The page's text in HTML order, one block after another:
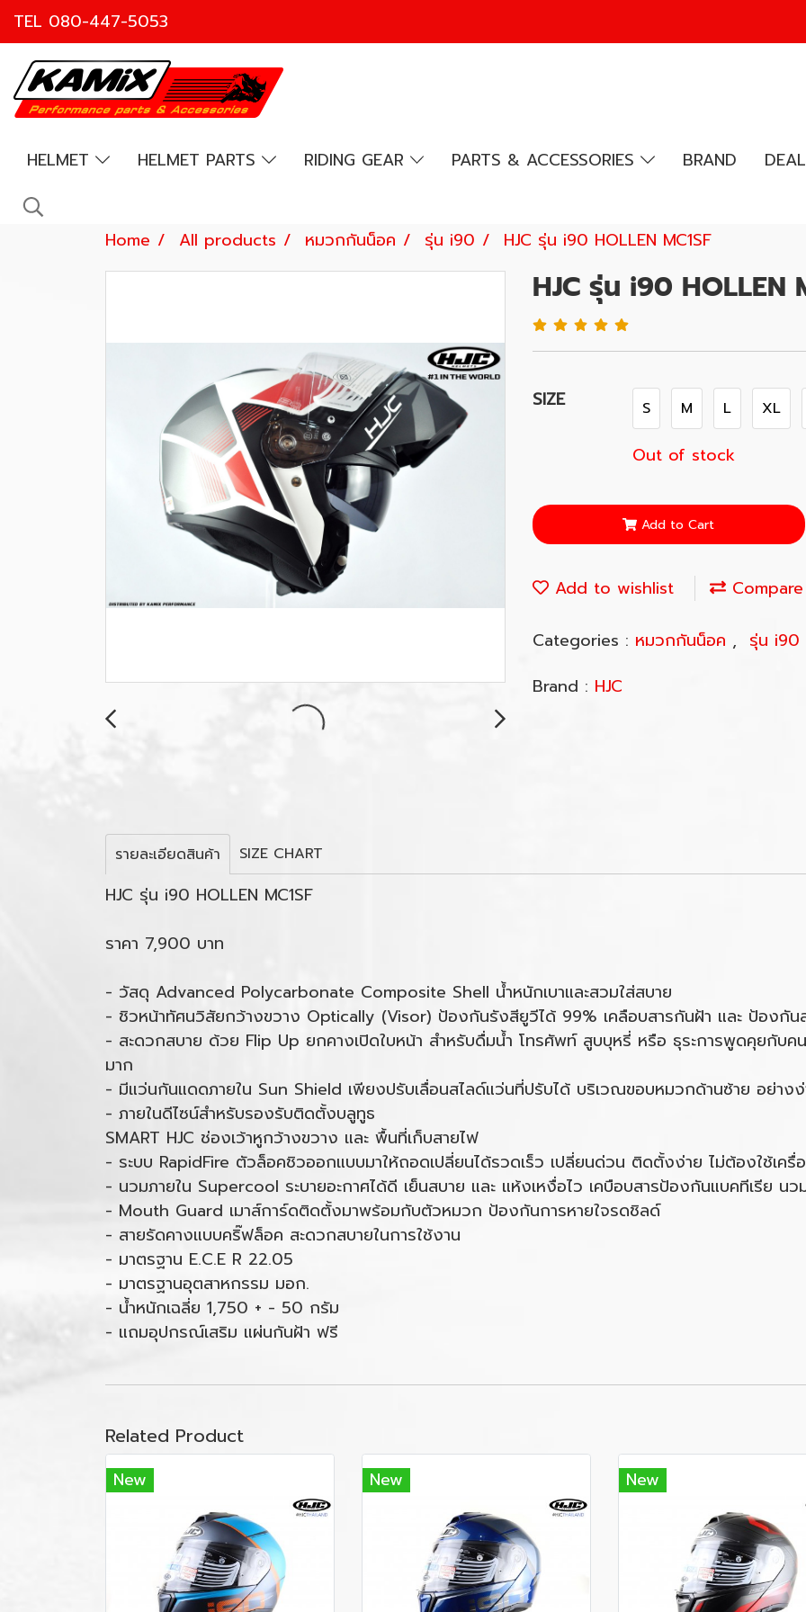
TEL 080-447-5053
HELMET HELMET PARTS RIDING GEAR PARTS & ACCESSORIES BRAND
Home All products หมวกกันน็อค รุ่น i90 HJC รุ่น i90 HOLLEN MC1SF
HJC รุ่น i90 HOLLEN
SIZE S M L XL
Out of stock
Add to Cart
Add to wishlist Compare
Categories : หมวกกันน็อค , รุ่น i90
Brand : HJC
รายละเอียดสินค้า SIZE CHART
HJC รุ่น i90 HOLLEN MC1SF
ราคา 7,900 บาท
- วัสดุ Advanced Polycarbonate Composite Shell น้ำหนักเบาและสวมใส่สบาย
- ชิวหน้าทัศนวิสัยกว้างขวาง Optically (Visor) ป้องกันรังสียูวีได้ 99% เคลือบสารกันฝ้า และ ป้องกั
- สะดวกสบาย ด้วย Flip Up ยกคางเปิดใบหน้า สำหรับดื่มน้ำ โทรศัพท์ สูบบุหรี่ หรือ ธุระการพูดคุยกับค
มาก
- มีแว่นกันแดดภายใน Sun Shield เพียงปรับเลื่อนสไลด์แว่นที่ปรับได้ บริเวณขอบหมวกด้านซ้าย อย่าง
- ภายในดีไซน์สำหรับรองรับติดตั้งบลูทูธ
SMART HJC ช่องเว้าหูกว้างขวาง และ พื้นที่เก็บสายไฟ
- ระบบ RapidFire ตัวล็อคชิวออกแบบมาให้ถอดเปลี่ยนได้รวดเร็ว เปลี่ยนด่วน ติดตั้งง่าย ไม่ต้องใช้เครื่
- นวมภายใน Supercool ระบายอะกาศได้ดี เย็นสบาย และ แห้งเหงื่อไว เคบือบสารป้องกันแบคทีเรีย น
- Mouth Guard เมาส์การ์ดติดตั้งมาพร้อมกับตัวหมวก ป้องกันการหายใจรดชิลด์
- สายรัดคางแบบคริ๊ฟล็อค สะดวกสบายในการใช้งาน
- มาตรฐาน E.C.E R 22.05
- มาตรฐานอุตสาหกรรม มอก.
- น้ำหนักเฉลี่ย 1,750 + - 50 กรัม
- แถมอุปกรณ์เสริม แผ่นกันฝ้า ฟรี
Related Product
New New New